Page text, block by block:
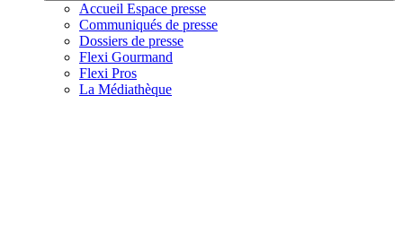
Accueil Espace presse
Communiqués de presse
Dossiers de presse
Flexi Gourmand
Flexi Pros
La Médiathèque